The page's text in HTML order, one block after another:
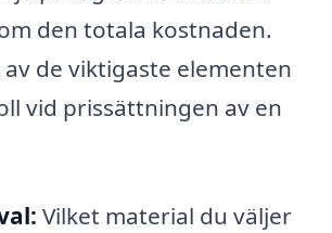
den totala kostnaden.
de viktigaste elementen
vid prissättningen av en
Vilket material du väljer